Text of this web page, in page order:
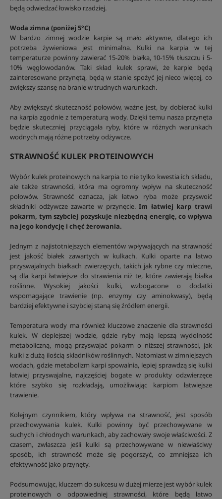
będą odwiedzać łowisko rzadziej.
Woda zimna (poniżej 5°C)
W bardzo zimnej wodzie karpie są mało aktywne, dlatego ich
potrzeba żywieniowa jest minimalna. Kulki na karpia w tej
temperaturze powinny zawierać 15-20% białka, 10-15% tłuszczu i 5-
10% węglowodanów. Taki skład kulek sprawi, że karpie będą
zainteresowane przynętą, będą w stanie spożyć jej nieco więcej, co
zwiększy szansę na branie w trudnych warunkach.
Aby zwiększyć skuteczność połowów, ważne jest, by dobierać kulki
na karpia zgodnie z temperaturą wody. Dzięki temu nasza przynęta
będzie skuteczniej przyciągała ryby, które w różnych warunkach
wodnych mają różne potrzeby odżywcze.
STRAWNOŚĆ KULEK PROTEINOWYCH
Wybór kulek proteinowych na karpia to nie tylko kwestia ich składu,
ale także strawności, która ma ogromny wpływ na skuteczność
połowów. Strawność oznacza, jak łatwo ryba może przyswoić
składniki odżywcze zawarte w przynęcie.Im łatwiej karp trawi
pokarm, tym szybciej pozyskuje niezbędną energię, co wpływa
na jego kondycję i chęć żerowania.
Jednym z najistotniejszych elementów wpływających na strawność
jest jakość białek zawartych w kulkach. Kulki oparte na łatwo
przyswajalnych białkach zwierzęcych, takich jak rybne czy mleczne,
są dla karpi łatwiejsze do strawienia niż te, które zawierają białka
roślinne. Wysokiej jakości kulki, wzbogacone o dodatki
wspomagające trawienie (np. enzymy czy aminokwasy), będą
bardziej efektywne i szybciej staną się źródłem energii.
Temperatura wody ma również kluczowe znaczenie dla strawności
kulek. W cieplejszej wodzie, gdzie ryby mają lepszą wydolność
metaboliczną, mogą przyswajać pokarm o niższej strawności, jak
kulki z dużą ilością składników roślinnych. Natomiast w zimniejszych
wodach, gdzie metabolizm karpi spowalnia, lepiej sprawdzą się kulki
łatwiej przyswajalne, najczęściej bogate w produkty odzwierzęce
które szybko się rozkładają, umożliwiając karpiom łatwiejsze
trawienie.
Kolejnym czynnikiem, który wpływa na strawność, jest sposób
przechowywania kulek. Kulki powinny być przechowywane w
suchych i chłodnych warunkach, aby zachowały swoje właściwości. Z
czasem, zwłaszcza jeśli kulki są przechowywane w niewłaściwy
sposób, ich strawność może się pogorszyć, co zmniejsza ich
efektywność jako przynęty.
Podsumowując, kluczem do sukcesu w dużej mierze jest wybór kulek
proteinowych o odpowiedniej strawności, które będą łatwo